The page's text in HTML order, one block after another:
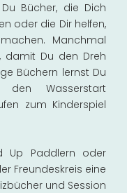
Bücher, die Dich
oder die Dir helfen,
Manchmal
damit Du den Dreh
Büchern lernst Du
Wasserstart
zum Kinderspiel
Up Paddlern oder
Freundeskreis eine
und Session